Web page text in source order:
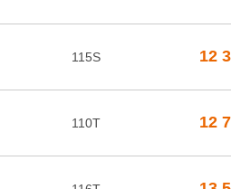
115S 12
110T 12